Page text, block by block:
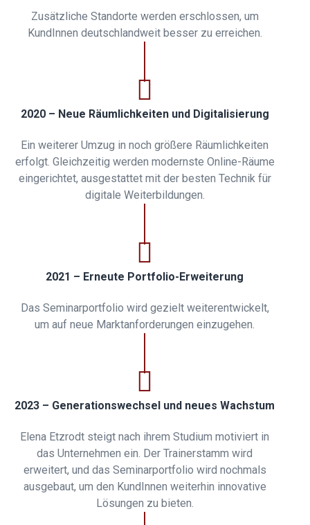
Zusätzliche Standorte werden erschlossen, um
KundInnen deutschlandweit besser zu erreichen.
2020 – Neue Räumlichkeiten und Digitalisierung
Ein weiterer Umzug in noch größere Räumlichkeiten
erfolgt. Gleichzeitig werden modernste Online-Räume
eingerichtet, ausgestattet mit der besten Technik für
digitale Weiterbildungen.
2021 – Erneute Portfolio-Erweiterung
Das Seminarportfolio wird gezielt weiterentwickelt,
um auf neue Marktanforderungen einzugehen.
2023 – Generationswechsel und neues Wachstum
Elena Etzrodt steigt nach ihrem Studium motiviert in
das Unternehmen ein. Der Trainerstamm wird
erweitert, und das Seminarportfolio wird nochmals
ausgebaut, um den KundInnen weiterhin innovative
Lösungen zu bieten.